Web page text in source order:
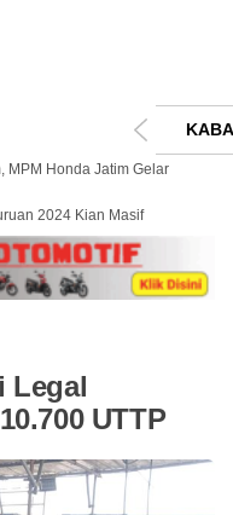
MPM Honda Jatim Gelar
2024 Kian Masif
Legal
UTTP